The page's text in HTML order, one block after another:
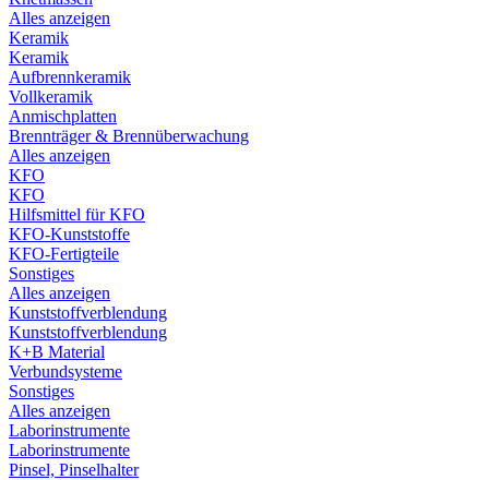
Alles anzeigen
Keramik
Keramik
Aufbrennkeramik
Vollkeramik
Anmischplatten
Brennträger & Brennüberwachung
Alles anzeigen
KFO
KFO
Hilfsmittel für KFO
KFO-Kunststoffe
KFO-Fertigteile
Sonstiges
Alles anzeigen
Kunststoffverblendung
Kunststoffverblendung
K+B Material
Verbundsysteme
Sonstiges
Alles anzeigen
Laborinstrumente
Laborinstrumente
Pinsel, Pinselhalter